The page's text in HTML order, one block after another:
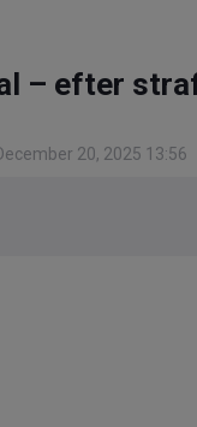
– efter
20, 2025 13:56